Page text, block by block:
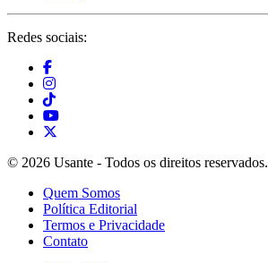
Redes sociais:
© 2026 Usante - Todos os direitos reservados.
Quem Somos
Política Editorial
Termos e Privacidade
Contato